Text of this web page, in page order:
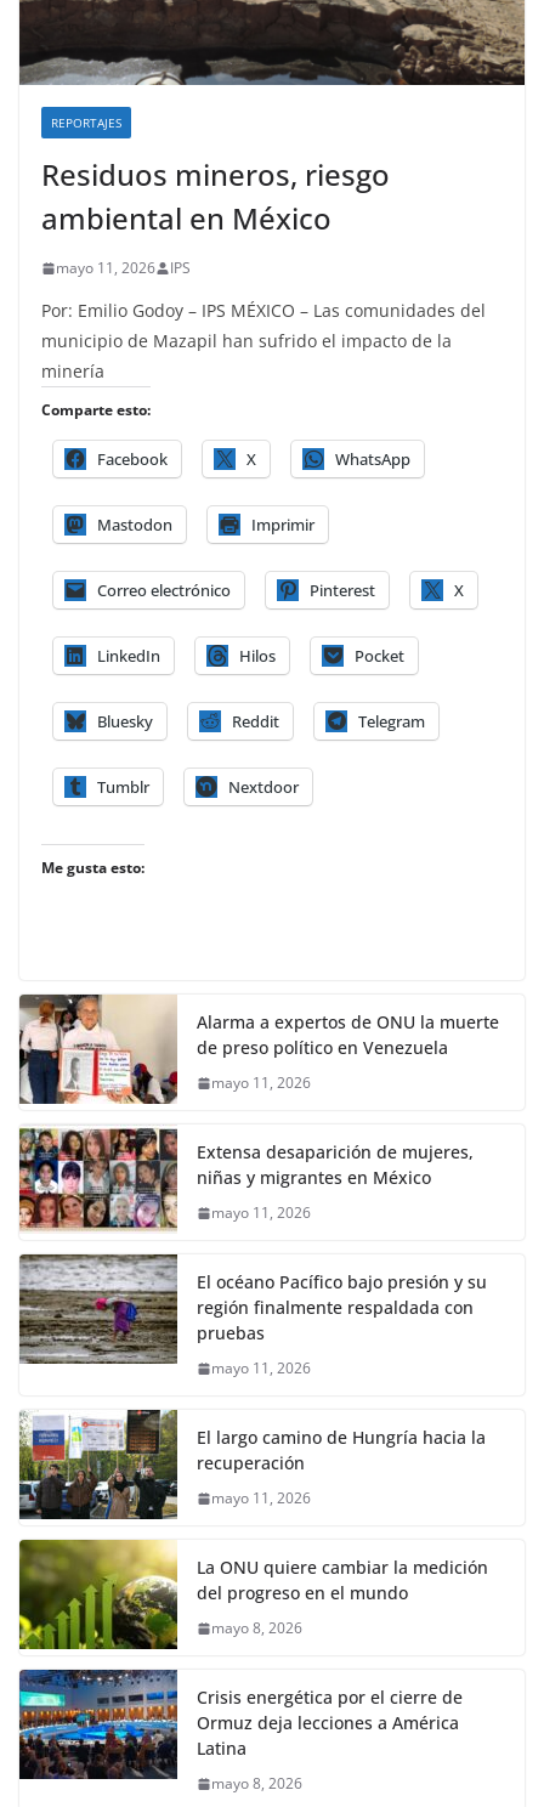
REPORTAJES
Residuos mineros, riesgo
ambiental en México
mayo 11, 2026 IPS
Por: Emilio Godoy – IPS MÉXICO – Las comunidades del
municipio de Mazapil han sufrido el impacto de la
minería
Comparte esto:
Facebook X WhatsApp
Mastodon Imprimir
Correo electrónico Pinterest X
LinkedIn Hilos Pocket
Bluesky Reddit Telegram
Tumblr Nextdoor
Me gusta esto:
Alarma a expertos de ONU la muerte
de preso político en Venezuela
mayo 11, 2026
Extensa desaparición de mujeres,
niñas y migrantes en México
mayo 11, 2026
El océano Pacífico bajo presión y su
región finalmente respaldada con
pruebas
mayo 11, 2026
El largo camino de Hungría hacia la
recuperación
mayo 11, 2026
La ONU quiere cambiar la medición
del progreso en el mundo
mayo 8, 2026
Crisis energética por el cierre de
Ormuz deja lecciones a América
Latina
mayo 8, 2026